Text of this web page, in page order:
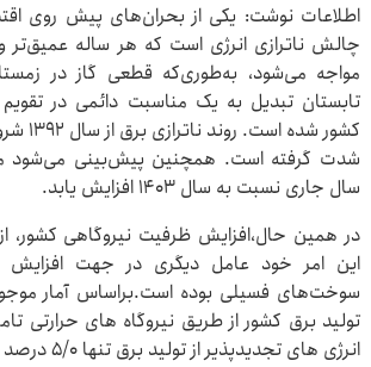
اطلاعات نوشت: یکی از بحران‌های پیش روی
چالش ناترازی انرژی است که هر ساله عمیق‌تر و
مواجه می‌شود، به‌طوری‌که قطعی گاز در
تابستان تبدیل به یک مناسبت دائمی در
شدت گرفته است. همچنین پیش‌بینی می‌شود
سال جاری نسبت به سال ۱۴۰۳ افزایش یابد.
در همین حال،افزایش ظرفیت نیروگاهی کشور،
این امر خود عامل دیگری در جهت افزایش
تولید برق کشور از طریق نیروگاه های حرارتی
انرژی های تجدیدپذیر از تولید برق تنها ۵/۰ درصد بوده است.